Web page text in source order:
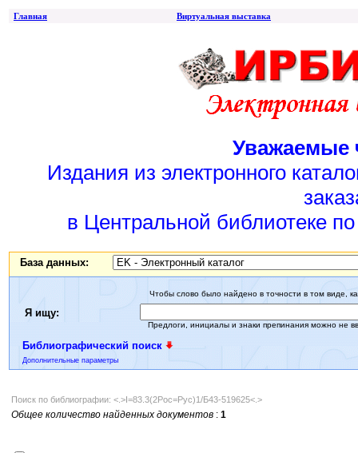
Главная Виртуальная выставка
Уважаемые
Издания из электронного
в Центральной библиотеке
База данных:
Я ищу:
Чтобы слово было найдено в точности в том виде,
Предлоги, инициалы и знаки препинания можно не
Библиографический поиск
Дополнительные параметры
Поиск по библиографии: <.>I=83.3(2Рос=Рус)1/Б43-519625<.>
Общее количество найденных документов : 1